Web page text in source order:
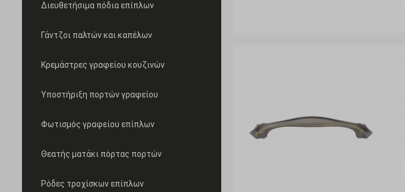
Διευθετήσιμα πόδια επίπλων
Γάντζοι παλτών και καπέλων
Κρεμάστρες γραφείου κουζινών
Υποστήριξη πορτών γραφείου
Φωτισμός γραφείου επίπλων
Θεατής ματάκι πόρτας πορτών
Ρόδες τροχίσκων επίπλων